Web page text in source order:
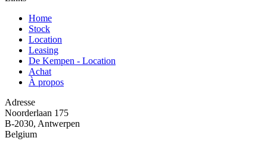
Home
Stock
Location
Leasing
De Kempen - Location
Achat
À propos
Adresse
Noorderlaan 175
B-2030, Antwerpen
Belgium